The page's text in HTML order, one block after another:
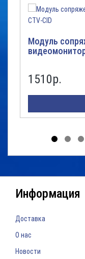
Модуль
1510р.
Информация
Доставка
О нас
Новости